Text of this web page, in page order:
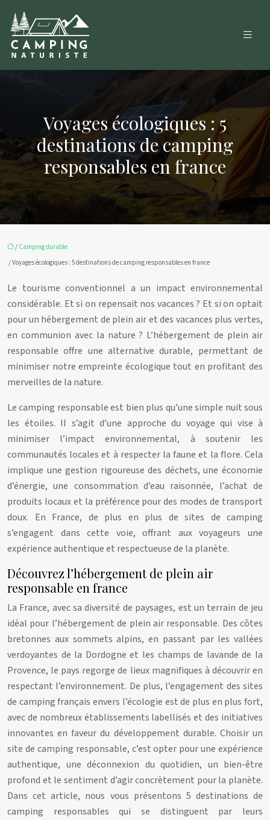
Voyages écologiques : 5
destinations de camping
responsables en france
/ Camping durable
/ Voyages écologiques : 5 destinations de camping responsables en france
Le tourisme conventionnel a un impact environnemental
considérable. Et si on repensait nos vacances ? Et si on optait
pour un hébergement de plein air et des vacances plus vertes,
en communion avec la nature ? L’hébergement de plein air
responsable offre une alternative durable, permettant de
minimiser notre empreinte écologique tout en profitant des
merveilles de la nature.
Le camping responsable est bien plus qu’une simple nuit sous
les étoiles. Il s’agit d’une approche du voyage qui vise à
minimiser l’impact environnemental, à soutenir les
communautés locales et à respecter la faune et la flore. Cela
implique une gestion rigoureuse des déchets, une économie
d’énergie, une consommation d’eau raisonnée, l’achat de
produits locaux et la préférence pour des modes de transport
doux. En France, de plus en plus de sites de camping
s’engagent dans cette voie, offrant aux voyageurs une
expérience authentique et respectueuse de la planète.
Découvrez l’hébergement de plein air
responsable en france
La France, avec sa diversité de paysages, est un terrain de jeu
idéal pour l’hébergement de plein air responsable. Des côtes
bretonnes aux sommets alpins, en passant par les vallées
verdoyantes de la Dordogne et les champs de lavande de la
Provence, le pays regorge de lieux magnifiques à découvrir en
respectant l’environnement. De plus, l’engagement des sites
de camping français envers l’écologie est de plus en plus fort,
avec de nombreux établissements labellisés et des initiatives
innovantes en faveur du développement durable. Choisir un
site de camping responsable, c’est opter pour une expérience
authentique, une déconnexion du quotidien, un bien-être
profond et le sentiment d’agir concrètement pour la planète.
Dans cet article, nous vous présentons 5 destinations de
camping responsables qui se distinguent par leurs